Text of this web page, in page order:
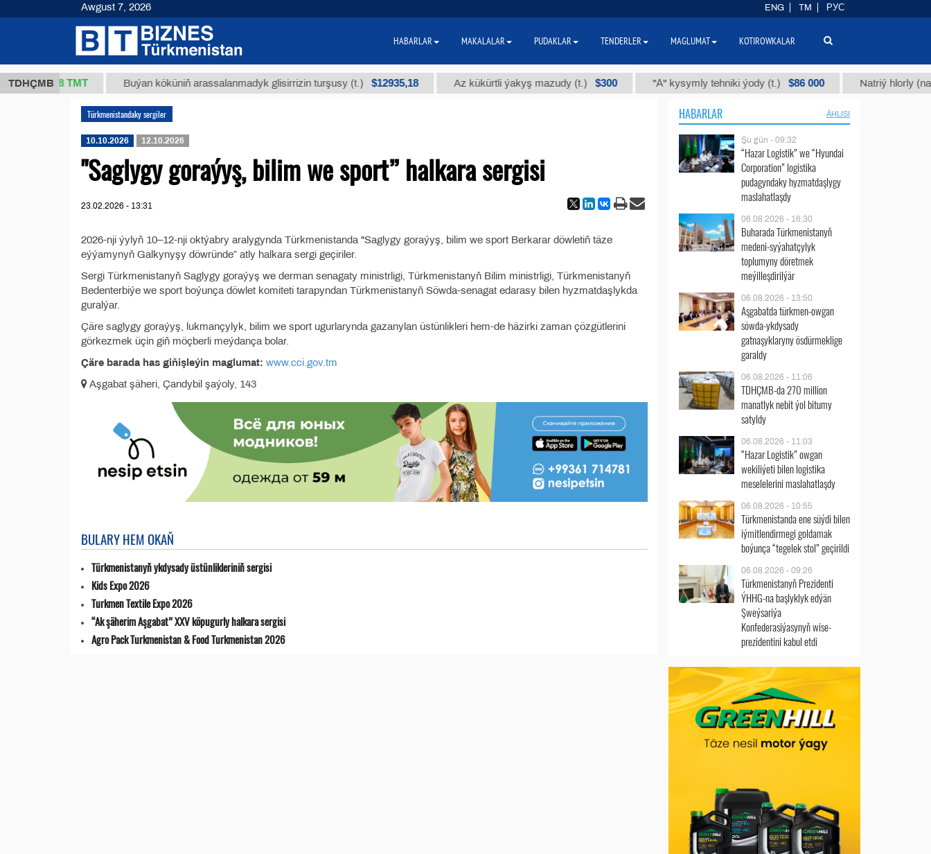
TDHÇMB
37,8 ТМТ Buýan köküniň arassalanmadyk glisirrizin turşusy (t.) $12935,18 Az kükürtli ýakyş mazudy (t.) $300 "А" kysymly tehniki ýody (t.) $86 000 Natriý hlorly (nahar
Türkmenistandaky sergiler
10.10.2026 12.10.2026
"Saglygy goraýyş, bilim we sport” halkara sergisi
23.02.2026 - 13:31
2026-nji ýylyň 10–12-nji oktýabry aralygynda Türkmenistanda "Saglygy goraýyş, bilim we sport Berkarar döwletiň täze
eýýamynyň Galkynyşy döwründe” atly halkara sergi geçiriler.
Sergi Türkmenistanyň Saglygy goraýyş we derman senagaty ministrligi, Türkmenistanyň Bilim ministrligi, Türkmenistanyň
Bedenterbiýe we sport boýunça döwlet komiteti tarapyndan Türkmenistanyň Söwda-senagat edarasy bilen hyzmatdaşlykda
guralýar.
Çäre saglygy goraýyş, lukmançylyk, bilim we sport ugurlarynda gazanylan üstünlikleri hem-de häzirki zaman çözgütlerini
görkezmek üçin giň möçberli meýdança bolar.
Çäre barada has giňişleýin maglumat: www.cci.gov.tm
Aşgabat şäheri, Çandybil şaýoly, 143
BULARY HEM OKAŇ
Türkmenistanyň ykdysady üstünlikleriniň sergisi
Kids Expo 2026
Turkmen Textile Expo 2026
“Ak şäherim Aşgabat” XXV köpugurly halkara sergisi
Agro Pack Turkmenistan & Food Turkmenistan 2026
HABARLAR ÄHLISI
Şu gün - 09:32
“Hazar Logistik” we “Hyundai
Corporation” logistika
pudagyndaky hyzmatdaşlygy
maslahatlaşdy
06.08.2026 - 16:30
Buharada Türkmenistanyň
medeni-syýahatçylyk
toplumyny döretmek
meýilleşdirilýär
06.08.2026 - 13:50
Aşgabatda türkmen-owgan
söwda-ykdysady
gatnaşyklaryny ösdürmeklige
garaldy
06.08.2026 - 11:06
TDHÇMB-da 270 million
manatlyk nebit ýol bitumy
satyldy
06.08.2026 - 11:03
“Hazar Logistik” owgan
wekiliýeti bilen logistika
meselelerini maslahatlaşdy
06.08.2026 - 10:55
Türkmenistanda ene süýdi bilen
iýmitlendirmegi goldamak
boýunça “tegelek stol” geçirildi
06.08.2026 - 09:26
Türkmenistanyň Prezidenti
ÝHHG-na başlyklyk edýän
Şweýsariýa
Konfederasiýasynyň wise-
prezidentini kabul etdi
Awgust 7, 2026 ENG TM РУС
HABARLAR MAKALALAR PUDAKLAR TENDERLER MAGLUMAT KOTIROWKALAR